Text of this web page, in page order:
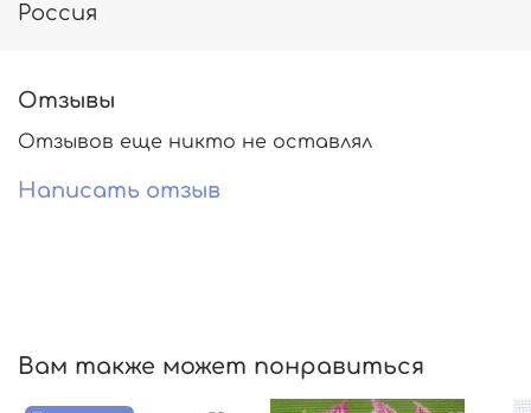
Россия
Отзывы
Отзывов еще никто не оставлял
Написать отзыв
Вам также может понравиться